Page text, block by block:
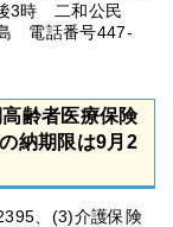
3時 二和公民
電話番号447-
齢者医療保険
納期限は9月2
、(3)介護保険